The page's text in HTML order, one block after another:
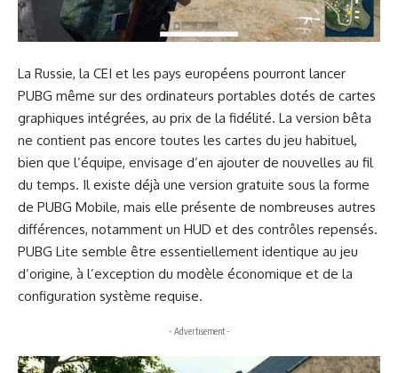
La Russie, la CEI et les pays européens pourront lancer
PUBG même sur des ordinateurs portables dotés de cartes
graphiques intégrées, au prix de la fidélité. La version bêta
ne contient pas encore toutes les cartes du jeu habituel,
bien que l’équipe, envisage d’en ajouter de nouvelles au fil
du temps. Il existe déjà une version gratuite sous la forme
de PUBG Mobile, mais elle présente de nombreuses autres
différences, notamment un HUD et des contrôles repensés.
PUBG Lite semble être essentiellement identique au jeu
d’origine, à l’exception du modèle économique et de la
configuration système requise.
- Advertisement -